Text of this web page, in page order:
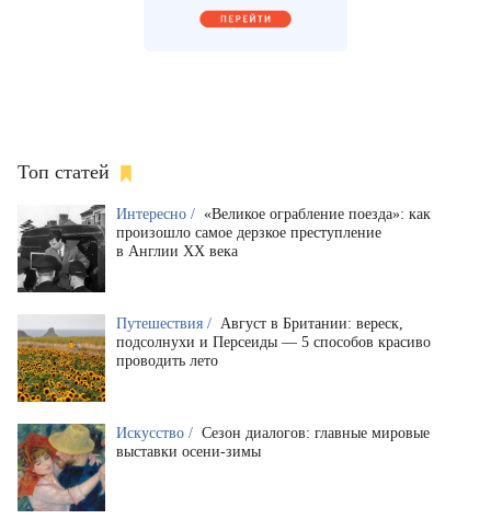
Топ статей
Интересно / «Великое ограбление поезда»: как
произошло самое дерзкое преступление
в Англии XX века
Путешествия / Август в Британии: вереск,
подсолнухи и Персеиды — 5 способов красиво
проводить лето
Искусство / Сезон диалогов: главные мировые
выставки осени-зимы